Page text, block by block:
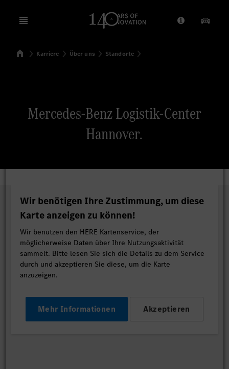
Open menu Anbieter/
SuchenStartseite
Karriere Über uns Standorte
Mercedes-Benz Logistik-Center
Hannover.
Wir benötigen Ihre Zustimmung, um diese
Karte anzeigen zu können!
Wir benutzen den HERE Kartenservice, der
möglicherweise Daten über Ihre Nutzungsaktivität
sammelt. Bitte lesen Sie sich die Details zu dem Service
durch und akzeptieren Sie diese, um die Karte
anzuzeigen.
Mehr Informationen Akzeptieren